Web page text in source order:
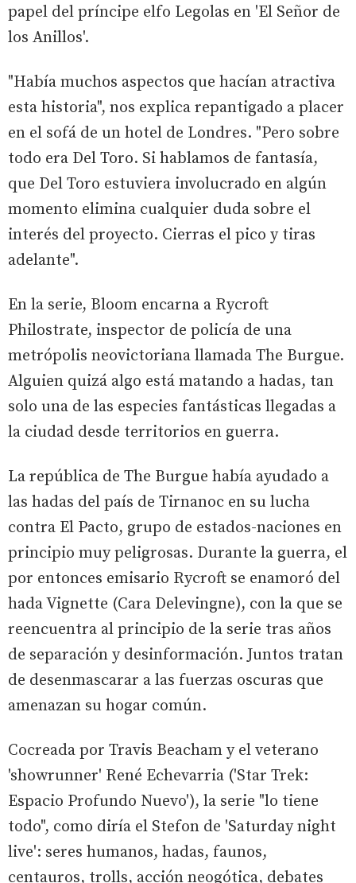
papel del príncipe elfo Legolas en 'El Señor de
los Anillos'.
"Había muchos aspectos que hacían atractiva
esta historia", nos explica repantigado a placer
en el sofá de un hotel de Londres. "Pero sobre
todo era Del Toro. Si hablamos de fantasía,
que Del Toro estuviera involucrado en algún
momento elimina cualquier duda sobre el
interés del proyecto. Cierras el pico y tiras
adelante".
En la serie, Bloom encarna a Rycroft
Philostrate, inspector de policía de una
metrópolis neovictoriana llamada The Burgue.
Alguien quizá algo está matando a hadas, tan
solo una de las especies fantásticas llegadas a
la ciudad desde territorios en guerra.
La república de The Burgue había ayudado a
las hadas del país de Tirnanoc en su lucha
contra El Pacto, grupo de estados-naciones en
principio muy peligrosas. Durante la guerra, el
por entonces emisario Rycroft se enamoró del
hada Vignette (Cara Delevingne), con la que se
reencuentra al principio de la serie tras años
de separación y desinformación. Juntos tratan
de desenmascarar a las fuerzas oscuras que
amenazan su hogar común.
Cocreada por Travis Beacham y el veterano
'showrunner' René Echevarria ('Star Trek:
Espacio Profundo Nuevo'), la serie "lo tiene
todo", como diría el Stefon de 'Saturday night
live': seres humanos, hadas, faunos,
centauros, trolls, acción neogótica, debates